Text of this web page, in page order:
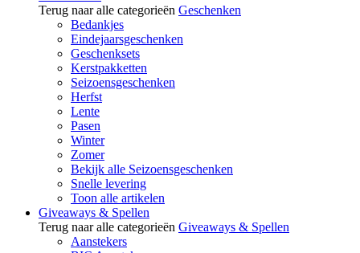
Terug naar alle categorieën Geschenken
Bedankjes
Eindejaarsgeschenken
Geschenksets
Kerstpakketten
Seizoensgeschenken
Herfst
Lente
Pasen
Winter
Zomer
Bekijk alle Seizoensgeschenken
Snelle levering
Toon alle artikelen
Giveaways & Spellen
Terug naar alle categorieën Giveaways & Spellen
Aanstekers